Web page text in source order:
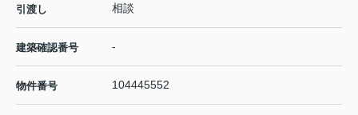
引渡し 相談
建築確認番号 -
物件番号 104445552